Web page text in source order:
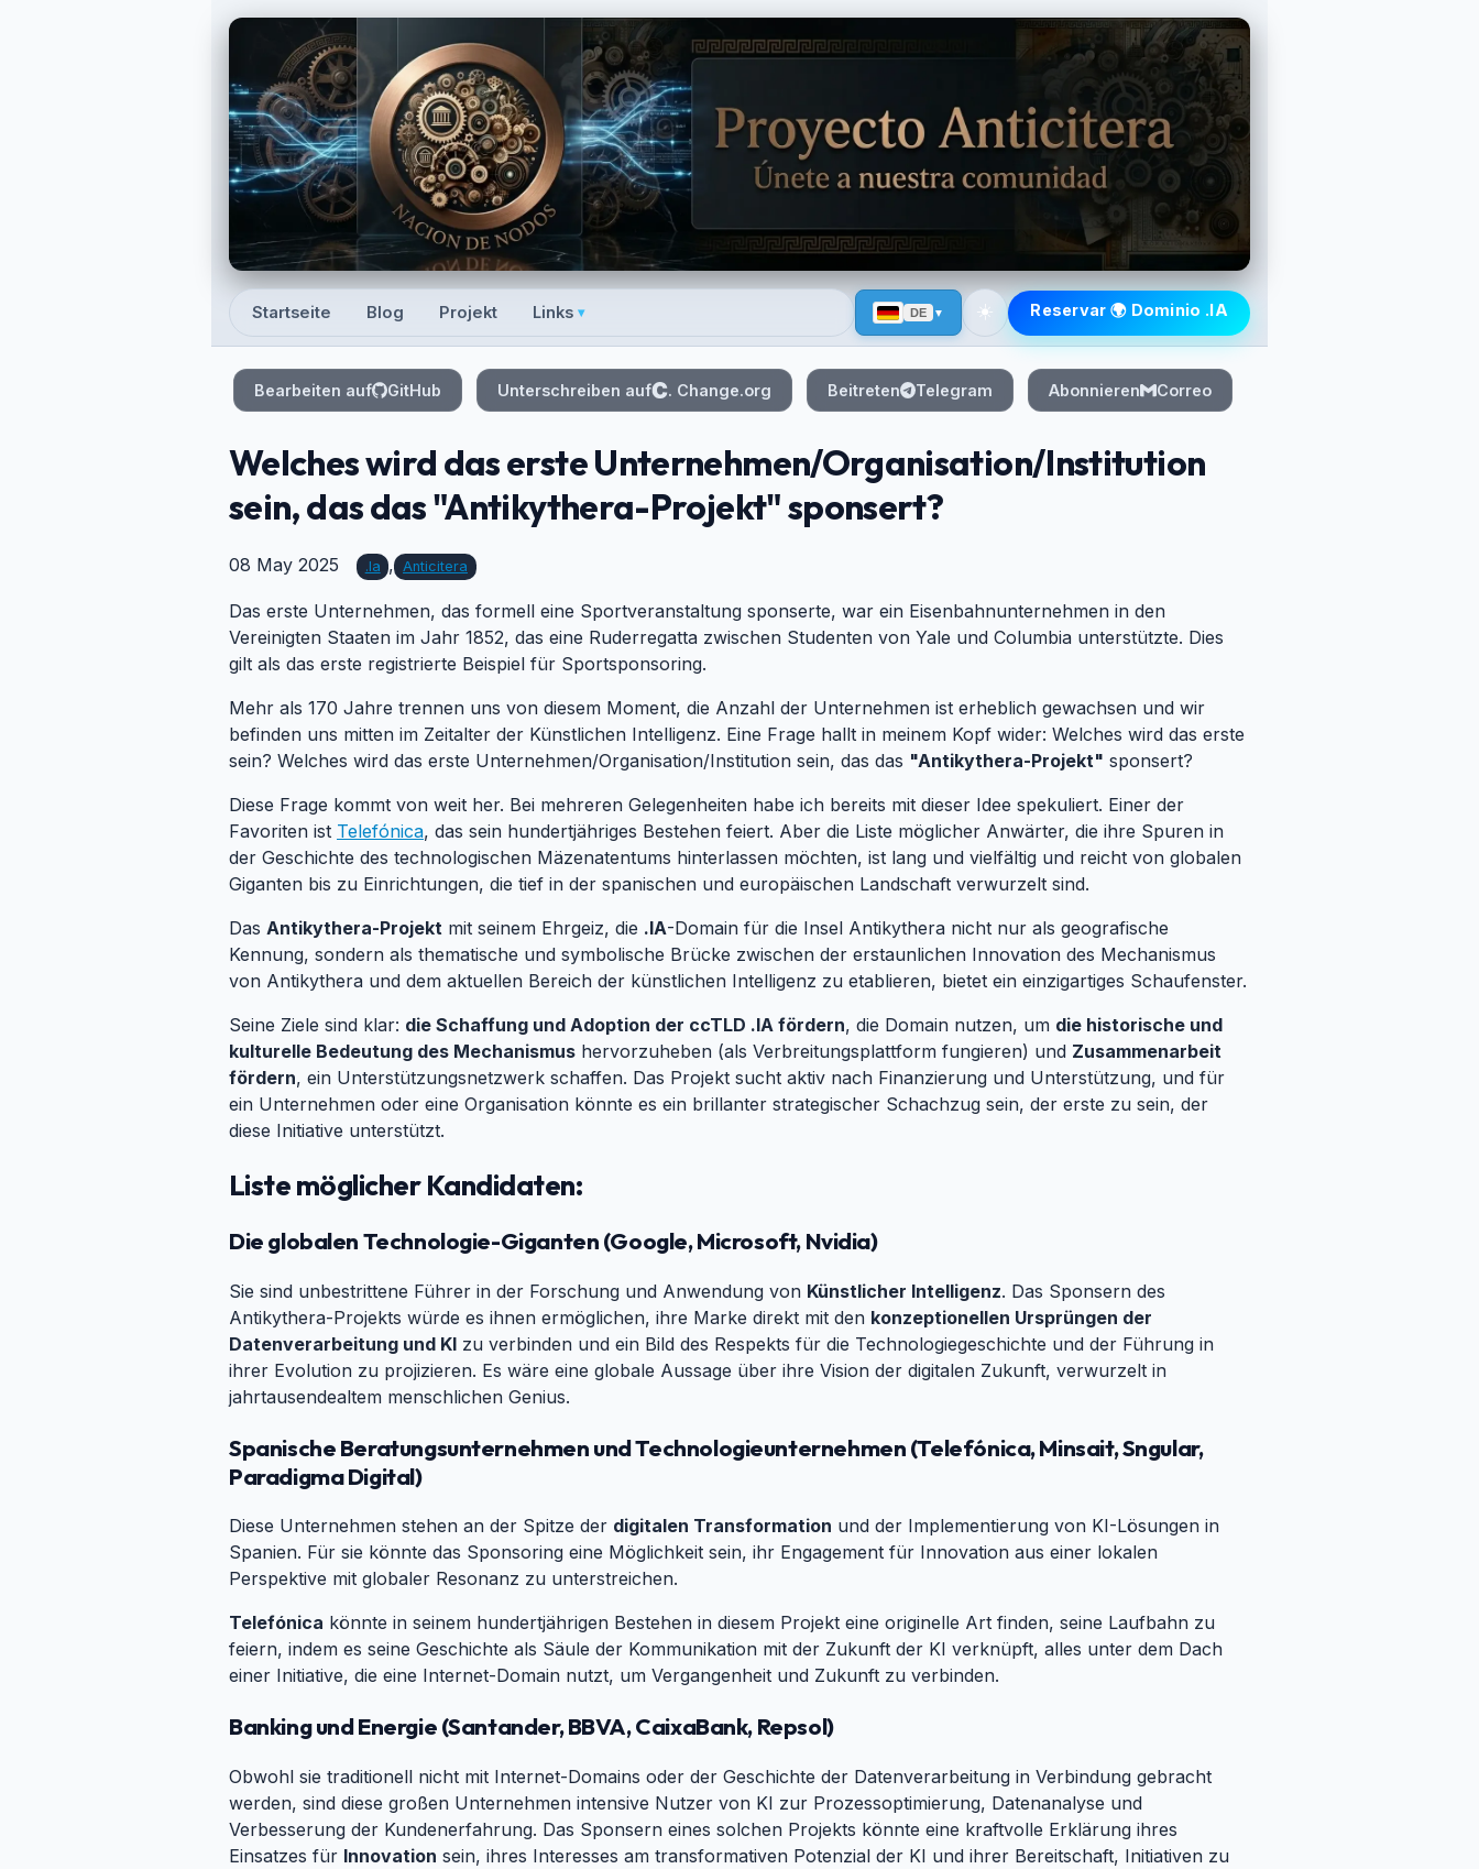
Top level navigation menu
Startseite Blog Projekt Links ▾ DE ☀️ Reservar 🌍 Dominio .IA
Bearbeiten auf GitHub Unterschreiben auf . Change.org Beitreten Telegram Abonnieren Correo
Welches wird das erste Unternehmen/Organisation/Institution
sein, das das "Antikythera-Projekt" sponsert?
08 May 2025 .ia , Anticitera
Das erste Unternehmen, das formell eine Sportveranstaltung sponserte, war ein Eisenbahnunternehmen in den
Vereinigten Staaten im Jahr 1852, das eine Ruderregatta zwischen Studenten von Yale und Columbia unterstützte. Dies
gilt als das erste registrierte Beispiel für Sportsponsoring.
Mehr als 170 Jahre trennen uns von diesem Moment, die Anzahl der Unternehmen ist erheblich gewachsen und wir
befinden uns mitten im Zeitalter der Künstlichen Intelligenz. Eine Frage hallt in meinem Kopf wider: Welches wird das erste
sein? Welches wird das erste Unternehmen/Organisation/Institution sein, das das "Antikythera-Projekt" sponsert?
Diese Frage kommt von weit her. Bei mehreren Gelegenheiten habe ich bereits mit dieser Idee spekuliert. Einer der
Favoriten ist Telefónica, das sein hundertjähriges Bestehen feiert. Aber die Liste möglicher Anwärter, die ihre Spuren in
der Geschichte des technologischen Mäzenatentums hinterlassen möchten, ist lang und vielfältig und reicht von globalen
Giganten bis zu Einrichtungen, die tief in der spanischen und europäischen Landschaft verwurzelt sind.
Das Antikythera-Projekt mit seinem Ehrgeiz, die .IA-Domain für die Insel Antikythera nicht nur als geografische
Kennung, sondern als thematische und symbolische Brücke zwischen der erstaunlichen Innovation des Mechanismus
von Antikythera und dem aktuellen Bereich der künstlichen Intelligenz zu etablieren, bietet ein einzigartiges Schaufenster.
Seine Ziele sind klar: die Schaffung und Adoption der ccTLD .IA fördern, die Domain nutzen, um die historische und
kulturelle Bedeutung des Mechanismus hervorzuheben (als Verbreitungsplattform fungieren) und Zusammenarbeit
fördern, ein Unterstützungsnetzwerk schaffen. Das Projekt sucht aktiv nach Finanzierung und Unterstützung, und für
ein Unternehmen oder eine Organisation könnte es ein brillanter strategischer Schachzug sein, der erste zu sein, der
diese Initiative unterstützt.
Liste möglicher Kandidaten:
Die globalen Technologie-Giganten (Google, Microsoft, Nvidia)
Sie sind unbestrittene Führer in der Forschung und Anwendung von Künstlicher Intelligenz. Das Sponsern des
Antikythera-Projekts würde es ihnen ermöglichen, ihre Marke direkt mit den konzeptionellen Ursprüngen der
Datenverarbeitung und KI zu verbinden und ein Bild des Respekts für die Technologiegeschichte und der Führung in
ihrer Evolution zu projizieren. Es wäre eine globale Aussage über ihre Vision der digitalen Zukunft, verwurzelt in
jahrtausendealtem menschlichen Genius.
Spanische Beratungsunternehmen und Technologieunternehmen (Telefónica, Minsait, Sngular,
Paradigma Digital)
Diese Unternehmen stehen an der Spitze der digitalen Transformation und der Implementierung von KI-Lösungen in
Spanien. Für sie könnte das Sponsoring eine Möglichkeit sein, ihr Engagement für Innovation aus einer lokalen
Perspektive mit globaler Resonanz zu unterstreichen.
Telefónica könnte in seinem hundertjährigen Bestehen in diesem Projekt eine originelle Art finden, seine Laufbahn zu
feiern, indem es seine Geschichte als Säule der Kommunikation mit der Zukunft der KI verknüpft, alles unter dem Dach
einer Initiative, die eine Internet-Domain nutzt, um Vergangenheit und Zukunft zu verbinden.
Banking und Energie (Santander, BBVA, CaixaBank, Repsol)
Obwohl sie traditionell nicht mit Internet-Domains oder der Geschichte der Datenverarbeitung in Verbindung gebracht
werden, sind diese großen Unternehmen intensive Nutzer von KI zur Prozessoptimierung, Datenanalyse und
Verbesserung der Kundenerfahrung. Das Sponsern eines solchen Projekts könnte eine kraftvolle Erklärung ihres
Einsatzes für Innovation sein, ihres Interesses am transformativen Potenzial der KI und ihrer Bereitschaft, Initiativen zu